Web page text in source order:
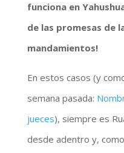
funciona en
de las promesas de
mandamientos!
En estos casos (y
semana pasada:
jueces), siempre es
desde adentro y,